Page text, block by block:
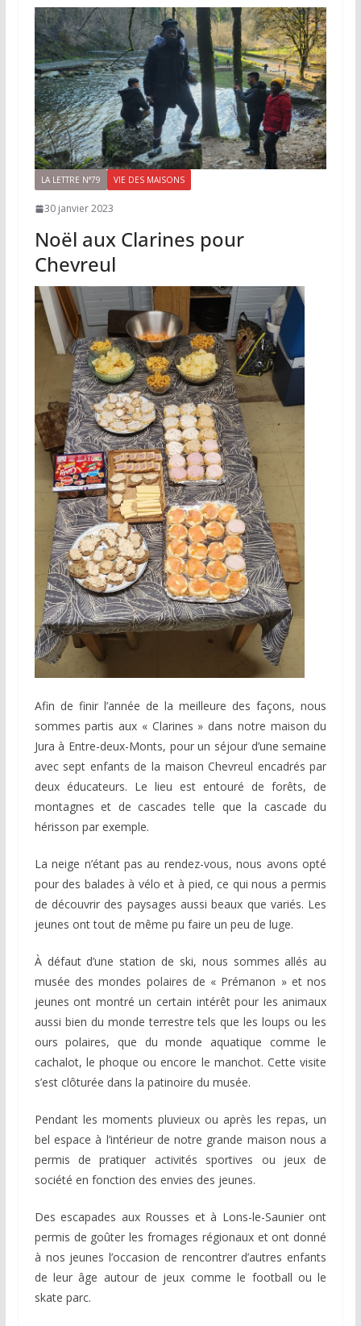
LA LETTRE N°79 VIE DES MAISONS
30 janvier 2023
Noël aux Clarines pour
Chevreul
Afin de finir l’année de la meilleure des façons, nous
sommes partis aux « Clarines » dans notre maison du
Jura à Entre-deux-Monts, pour un séjour d’une semaine
avec sept enfants de la maison Chevreul encadrés par
deux éducateurs. Le lieu est entouré de forêts, de
montagnes et de cascades telle que la cascade du
hérisson par exemple.
La neige n’étant pas au rendez-vous, nous avons opté
pour des balades à vélo et à pied, ce qui nous a permis
de découvrir des paysages aussi beaux que variés. Les
jeunes ont tout de même pu faire un peu de luge.
À défaut d’une station de ski, nous sommes allés au
musée des mondes polaires de « Prémanon » et nos
jeunes ont montré un certain intérêt pour les animaux
aussi bien du monde terrestre tels que les loups ou les
ours polaires, que du monde aquatique comme le
cachalot, le phoque ou encore le manchot. Cette visite
s’est clôturée dans la patinoire du musée.
Pendant les moments pluvieux ou après les repas, un
bel espace à l’intérieur de notre grande maison nous a
permis de pratiquer activités sportives ou jeux de
société en fonction des envies des jeunes.
Des escapades aux Rousses et à Lons-le-Saunier ont
permis de goûter les fromages régionaux et ont donné
à nos jeunes l’occasion de rencontrer d’autres enfants
de leur âge autour de jeux comme le football ou le
skate parc.